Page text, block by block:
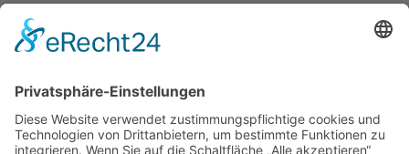
Informationen über den Umgang mit deinen persönlichen Daten
sind in der Datenschutzerklärung enthalten.
Foren-Übersicht